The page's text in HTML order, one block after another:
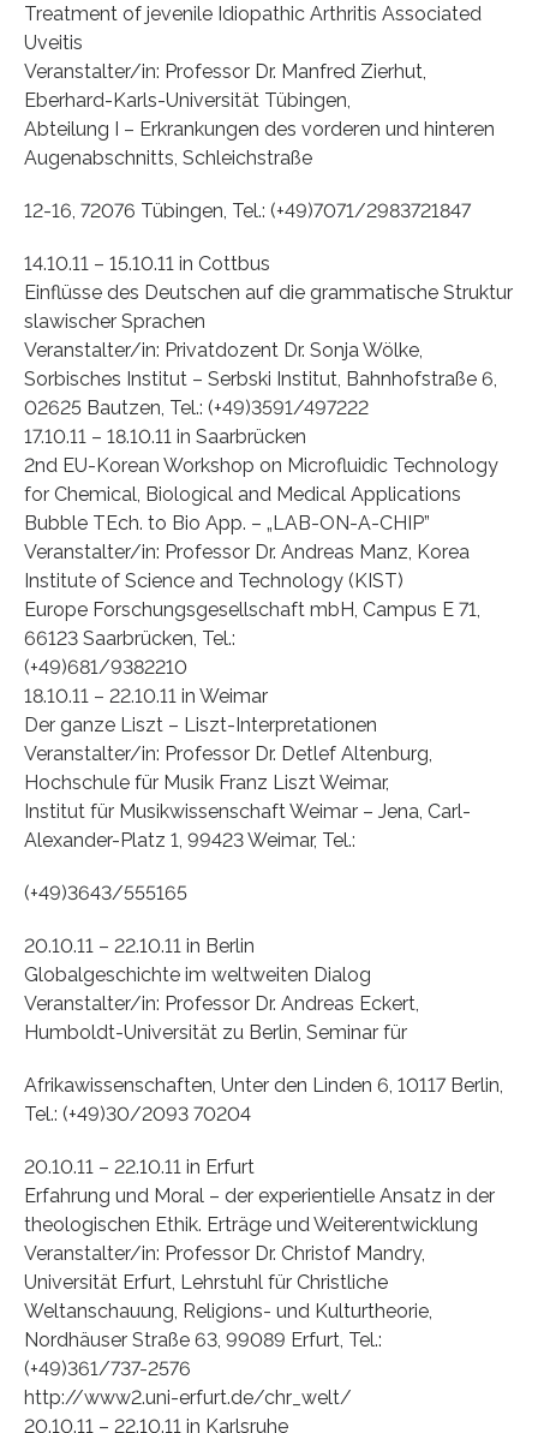
Treatment of jevenile Idiopathic Arthritis Associated
Uveitis
Veranstalter/in: Professor Dr. Manfred Zierhut,
Eberhard-Karls-Universität Tübingen,
Abteilung I – Erkrankungen des vorderen und hinteren
Augenabschnitts, Schleichstraße
12-16, 72076 Tübingen, Tel.: (+49)7071/2983721847
14.10.11 – 15.10.11 in Cottbus
Einflüsse des Deutschen auf die grammatische Struktur
slawischer Sprachen
Veranstalter/in: Privatdozent Dr. Sonja Wölke,
Sorbisches Institut – Serbski Institut, Bahnhofstraße 6,
02625 Bautzen, Tel.: (+49)3591/497222
17.10.11 – 18.10.11 in Saarbrücken
2nd EU-Korean Workshop on Microfluidic Technology
for Chemical, Biological and Medical Applications
Bubble TEch. to Bio App. – „LAB-ON-A-CHIP”
Veranstalter/in: Professor Dr. Andreas Manz, Korea
Institute of Science and Technology (KIST)
Europe Forschungsgesellschaft mbH, Campus E 71,
66123 Saarbrücken, Tel.:
(+49)681/9382210
18.10.11 – 22.10.11 in Weimar
Der ganze Liszt – Liszt-Interpretationen
Veranstalter/in: Professor Dr. Detlef Altenburg,
Hochschule für Musik Franz Liszt Weimar,
Institut für Musikwissenschaft Weimar – Jena, Carl-
Alexander-Platz 1, 99423 Weimar, Tel.:
(+49)3643/555165
20.10.11 – 22.10.11 in Berlin
Globalgeschichte im weltweiten Dialog
Veranstalter/in: Professor Dr. Andreas Eckert,
Humboldt-Universität zu Berlin, Seminar für
Afrikawissenschaften, Unter den Linden 6, 10117 Berlin,
Tel.: (+49)30/2093 70204
20.10.11 – 22.10.11 in Erfurt
Erfahrung und Moral – der experientielle Ansatz in der
theologischen Ethik. Erträge und Weiterentwicklung
Veranstalter/in: Professor Dr. Christof Mandry,
Universität Erfurt, Lehrstuhl für Christliche
Weltanschauung, Religions- und Kulturtheorie,
Nordhäuser Straße 63, 99089 Erfurt, Tel.:
(+49)361/737-2576
http://www2.uni-erfurt.de/chr_welt/
20.10.11 – 22.10.11 in Karlsruhe